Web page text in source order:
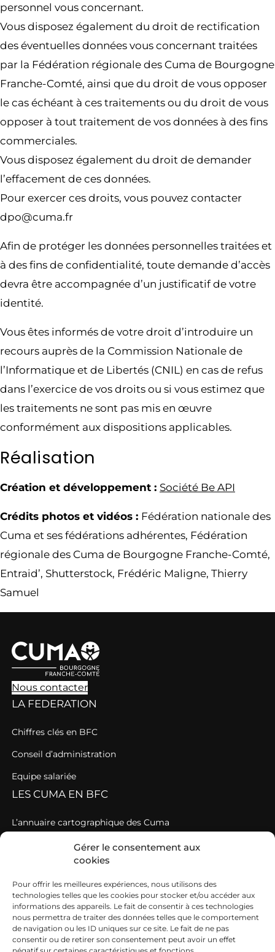
Gérer le consentement aux
cookies
Pour offrir les meilleures expériences, nous utilisons des
technologies telles que les cookies pour stocker et/ou accéder aux
informations des appareils. Le fait de consentir à ces technologies
nous permettra de traiter des données telles que le comportement
de navigation ou les ID uniques sur ce site. Le fait de ne pas
consentir ou de retirer son consentement peut avoir un effet
personnel vous concernant.
Vous disposez également du droit de rectification
des éventuelles données vous concernant traitées
par la Fédération régionale des Cuma de Bourgogne
Franche-Comté, ainsi que du droit de vous opposer
le cas échéant à ces traitements ou du droit de vous
opposer à tout traitement de vos données à des fins
commerciales.
Vous disposez également du droit de demander
l’effacement de ces données.
Pour exercer ces droits, vous pouvez contacter
dpo@cuma.fr
Afin de protéger les données personnelles traitées et
à des fins de confidentialité, toute demande d’accès
devra être accompagnée d’un justificatif de votre
identité.
Vous êtes informés de votre droit d’introduire un
recours auprès de la Commission Nationale de
l’Informatique et de Libertés (CNIL) en cas de refus
dans l’exercice de vos droits ou si vous estimez que
les traitements ne sont pas mis en œuvre
conformément aux dispositions applicables.
Réalisation
Création et développement : Société Be API
Crédits photos et vidéos : Fédération nationale des
Cuma et ses fédérations adhérentes, Fédération
régionale des Cuma de Bourgogne Franche-Comté,
Entraid’, Shutterstock, Frédéric Maligne, Thierry
Samuel
Nous contacter
LA FEDERATION
Chiffres clés en BFC
Conseil d’administration
Equipe salariée
LES CUMA EN BFC
L’annuaire cartographique des Cuma
Les Cuma départementales
CHARGES DE MECANISATION
Calibrer ses prix
Les charges de mécanisation à la loupe en BFC